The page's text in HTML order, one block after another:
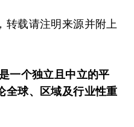
转载请注明来源并附上
一个独立且中立的平
全球、区域及行业性重